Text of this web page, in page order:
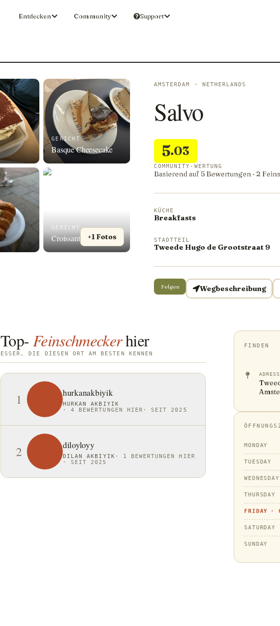
Entdecken Community Support
GERICHT
Basque Cheesecake
GERICHT
Croissant +1 Fotos
AMSTERDAM · NETHERLANDS
Salvo
5.03
COMMUNITY-WERTUNG
Basierend auf 5 Bewertungen · 2
KÜCHE
Breakfasts
STADTTEIL
Tweede Hugo de Grootstraat 9
Folgen Wegbeschreibung
Top-Feinschmeckerhier
ESSER, DIE DIESEN ORT AM BESTEN KENNEN
1 hurkanakbiyik
HURKAN AKBIYIK
·4 BEWERTUNGEN HIER ·SEIT 2025
2 diloyloyy
DILAN AKBIYIK ·
1 BEWERTUNGEN HIER
·SEIT 2025
FINDEN
MONDAY
TUESDAY
WEDNESDAY
THURSDAY
FRIDAY ·
SATURDAY
SUNDAY